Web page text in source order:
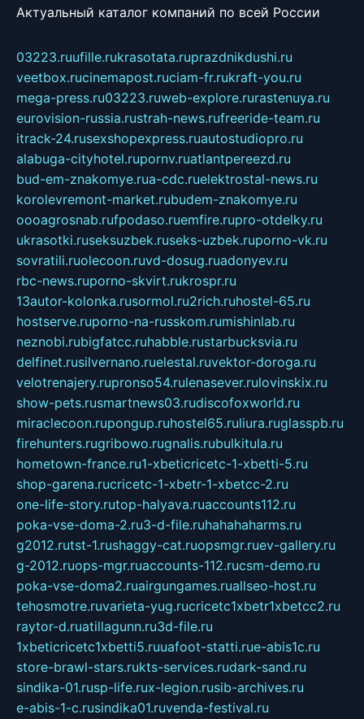
Актуальный каталог компаний по всей России
03223.ruufille.rukrasotata.ruprazdnikdushi.ru
veetbox.rucinemapost.ruciam-fr.rukraft-you.ru
mega-press.ru03223.ruweb-explore.rurastenuya.ru
eurovision-russia.rustrah-news.rufreeride-team.ru
itrack-24.rusexshopexpress.ruautostudiopro.ru
alabuga-cityhotel.rupornv.ruatlantpereezd.ru
bud-em-znakomye.rua-cdc.ruelektrostal-news.ru
korolevremont-market.rubudem-znakomye.ru
oooagrosnab.rufpodaso.ruemfire.rupro-otdelky.ru
ukrasotki.ruseksuzbek.ruseks-uzbek.ruporno-vk.ru
sovratili.ruolecoon.ruvd-dosug.ruadonyev.ru
rbc-news.ruporno-skvirt.rukrospr.ru
13autor-kolonka.rusormol.ru2rich.ruhostel-65.ru
hostserve.ruporno-na-russkom.rumishinlab.ru
neznobi.rubigfatcc.ruhabble.rustarbucksvia.ru
delfinet.rusilvernano.ruelestal.ruvektor-doroga.ru
velotrenajery.rupronso54.rulenasever.rulovinskix.ru
show-pets.rusmartnews03.rudiscofoxworld.ru
miraclecoon.rupongup.ruhostel65.ruliura.ruglasspb.ru
firehunters.rugribowo.rugnalis.rubulkitula.ru
hometown-france.ru1-xbeticricetc-1-xbetti-5.ru
shop-garena.rucricetc-1-xbetr-1-xbetcc-2.ru
one-life-story.rutop-halyava.ruaccounts112.ru
poka-vse-doma-2.ru3-d-file.ruhahahaharms.ru
g2012.rutst-1.rushaggy-cat.ruopsmgr.ruev-gallery.ru
g-2012.ruops-mgr.ruaccounts-112.rucsm-demo.ru
poka-vse-doma2.ruairgungames.ruallseo-host.ru
tehosmotre.ruvarieta-yug.rucricetc1xbetr1xbetcc2.ru
raytor-d.ruatillagunn.ru3d-file.ru
1xbeticricetc1xbetti5.ruuafoot-statti.rue-abis1c.ru
store-brawl-stars.rukts-services.rudark-sand.ru
sindika-01.rusp-life.rux-legion.rusib-archives.ru
e-abis-1-c.rusindika01.ruvenda-festival.ru